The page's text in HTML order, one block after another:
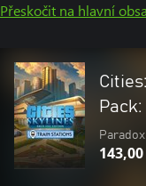
Přeskočit na hlavní